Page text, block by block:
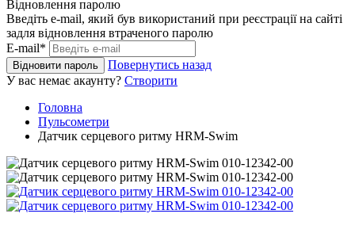
Відновлення паролю
Введіть e-mail, який був використаний при реєстрації на сайті
задля відновлення втраченого паролю
E-mail*
Відновити пароль
Повернутись назад
У вас немає акаунту? Створити
Головна
Пульсометри
Датчик серцевого ритму HRM-Swim